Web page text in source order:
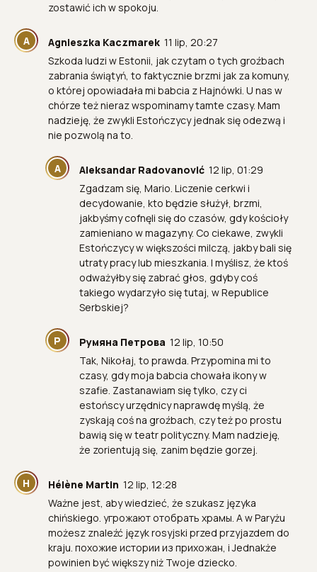
zostawić ich w spokoju.
A Agnieszka Kaczmarek 11 lip, 20:27
Szkoda ludzi w Estonii, jak czytam o tych groźbach
zabrania świątyń, to faktycznie brzmi jak za komuny,
o której opowiadała mi babcia z Hajnówki. U nas w
chórze też nieraz wspominamy tamte czasy. Mam
nadzieję, że zwykli Estończycy jednak się odezwą i
nie pozwolą na to.
A Aleksandar Radovanović 12 lip, 01:29
Zgadzam się, Mario. Liczenie cerkwi i
decydowanie, kto będzie służył, brzmi,
jakbyśmy cofnęli się do czasów, gdy kościoły
zamieniano w magazyny. Co ciekawe, zwykli
Estończycy w większości milczą, jakby bali się
utraty pracy lub mieszkania. I myślisz, że ktoś
odważyłby się zabrać głos, gdyby coś
takiego wydarzyło się tutaj, w Republice
Serbskiej?
Р Румяна Петрова 12 lip, 10:50
Tak, Nikołaj, to prawda. Przypomina mi to
czasy, gdy moja babcia chowała ikony w
szafie. Zastanawiam się tylko, czy ci
estońscy urzędnicy naprawdę myślą, że
zyskają coś na groźbach, czy też po prostu
bawią się w teatr polityczny. Mam nadzieję,
że zorientują się, zanim będzie gorzej.
H Hélène Martin 12 lip, 12:28
Ważne jest, aby wiedzieć, że szukasz języka
chińskiego. угрожают отобрать храмы. A w Paryżu
możesz znaleźć język rosyjski przed przyjazdem do
kraju. похожие истории из прихожан, i Jednakże
powinien być większy niż Twoje dziecko.